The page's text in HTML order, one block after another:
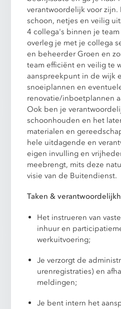
verantwoordelijk voor
schoon, netjes en veilig
4 collega's binnen je team
overleg je met je collega
en beheerder Groen en
team efficiënt en veilig te
aanspreekpunt in de wijk
snoeiplannen en
renovatie/inboetplannen
Ook ben je
schoonhouden en het
materialen en
hele uitdagende en
eigen invulling en
meebrengt, mits deze
visie van de Buitendienst.
Taken &
Het instrueren van
inhuur en
werkuitvoering;
Je verzorgt de
urenregistraties) en
meldingen;
Je bent intern het